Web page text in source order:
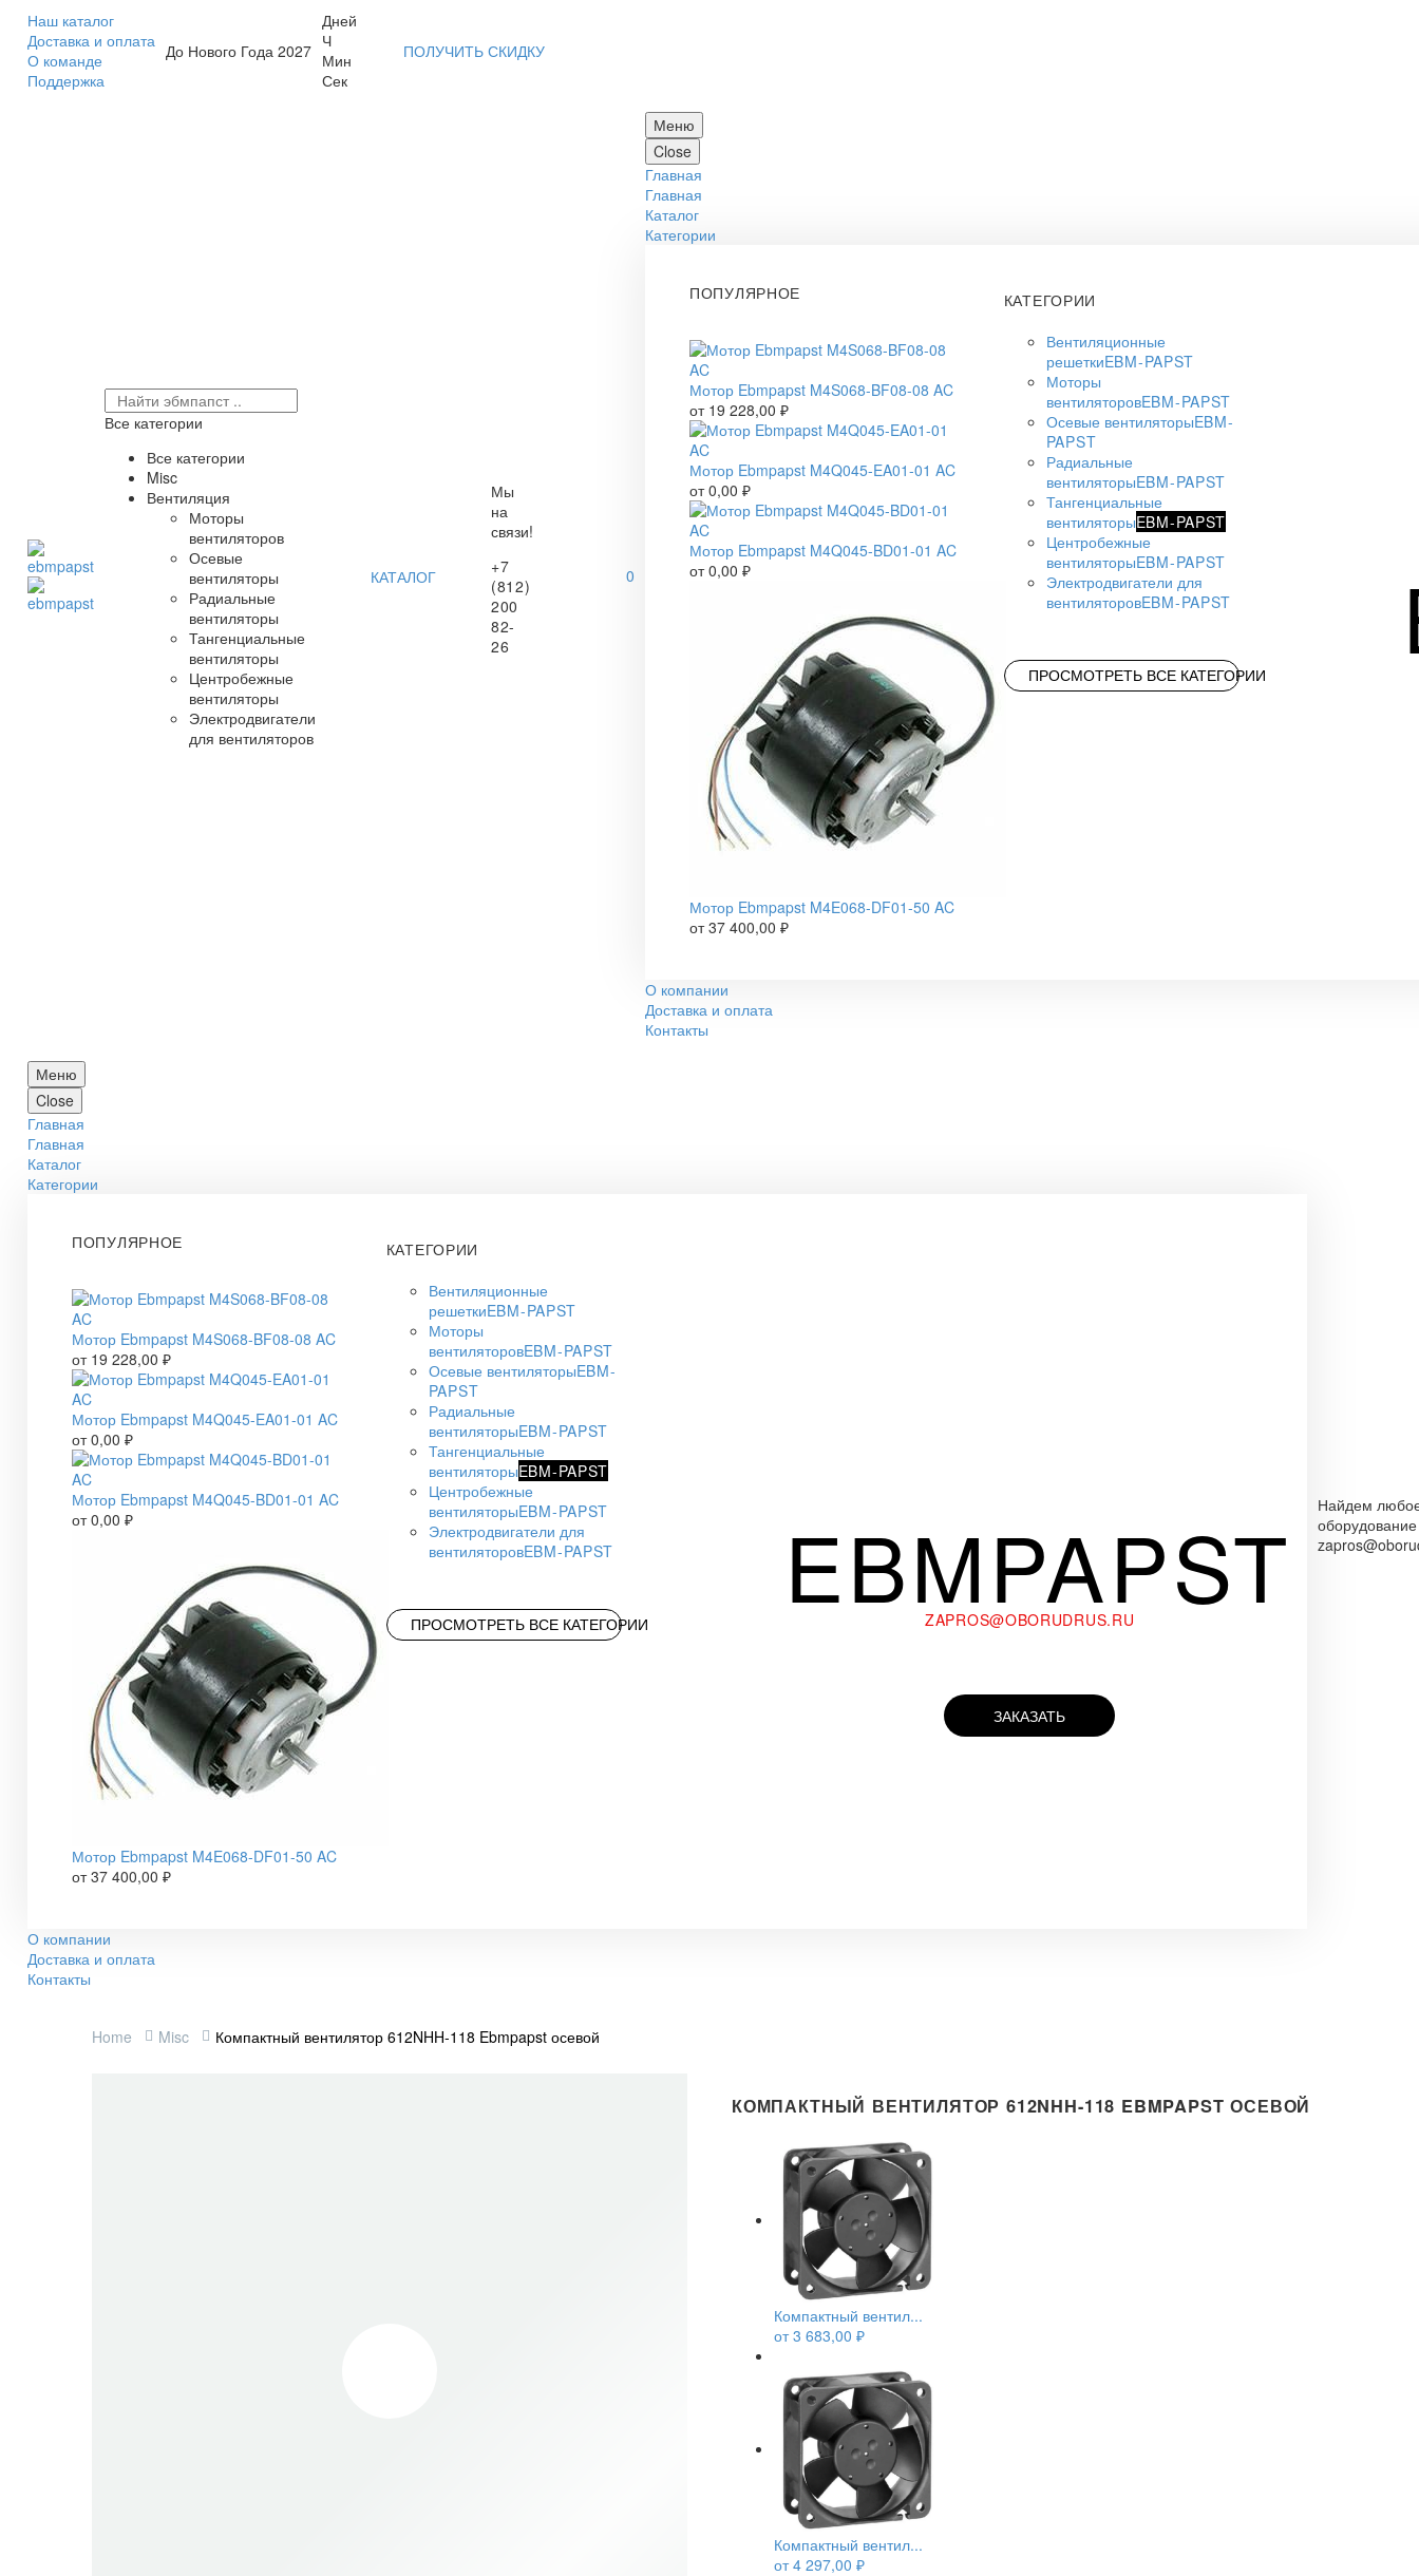
Наш каталог
Доставка и оплата
О команде
Поддержка
До Нового Года 2027
Дней
Ч
Мин
Сек
ПОЛУЧИТЬ СКИДКУ
Все категории
Все категории
Misc
Вентиляция
Моторы
вентиляторов
Осевые
вентиляторы
Радиальные
вентиляторы
Тангенциальные
вентиляторы
Центробежные
вентиляторы
Электродвигатели
для вентиляторов
КАТАЛОГ
Мы
на
связи!
+7
(812)
200
82-
26
0
Меню
Close
Главная
Главная
Каталог
Категории
ПОПУЛЯРНОЕ
Мотор Ebmpapst M4S068-BF08-08 AC
от 19 228,00 ₽
Мотор Ebmpapst M4Q045-EA01-01 AC
от0,00 ₽
Мотор Ebmpapst M4Q045-BD01-01 AC
от0,00 ₽
Мотор Ebmpapst M4E068-DF01-50 AC
от37 400,00 ₽
КАТЕГОРИИ
Вентиляционные
решеткиEBM-PAPST
Моторы
вентиляторовEBM-PAPST
Осевые вентиляторыEBM-
PAPST
Радиальные
вентиляторыEBM-PAPST
Тангенциальные
вентиляторыEBM-PAPST
Центробежные
вентиляторыEBM-PAPST
Электродвигатели для
вентиляторовEBM-PAPST
ПРОСМОТРЕТЬ ВСЕ КАТЕГОРИИ
О компании
Доставка и оплата
Контакты
Меню
Close
Главная
Главная
Каталог
Категории
ПОПУЛЯРНОЕ
Мотор Ebmpapst M4S068-BF08-08 AC
от 19 228,00 ₽
Мотор Ebmpapst M4Q045-EA01-01 AC
от0,00 ₽
Мотор Ebmpapst M4Q045-BD01-01 AC
от0,00 ₽
Мотор Ebmpapst M4E068-DF01-50 AC
от37 400,00 ₽
КАТЕГОРИИ
Вентиляционные
решеткиEBM-PAPST
Моторы
вентиляторовEBM-PAPST
Осевые вентиляторыEBM-
PAPST
Радиальные
вентиляторыEBM-PAPST
Тангенциальные
вентиляторыEBM-PAPST
Центробежные
вентиляторыEBM-PAPST
Электродвигатели для
вентиляторовEBM-PAPST
ПРОСМОТРЕТЬ ВСЕ КАТЕГОРИИ EBMPAPST
ZAPROS@OBORUDRUS.RU
ЗАКАЗАТЬ
О компании
Доставка и оплата
Контакты
Найдем
оборудование
Home Misc Компактный вентилятор 612NHH-118 Ebmpapst осевой
КОМПАКТНЫЙ ВЕНТИЛЯТОР 612NHH-118 EBMPAPST ОСЕВОЙ
Компактный вентил...
от3 683,00 ₽
Компактный вентил...
от4 297,00 ₽